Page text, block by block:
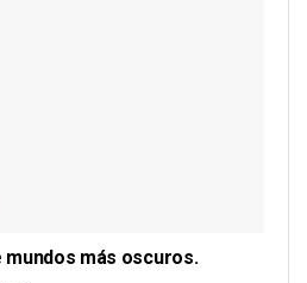
mundos más oscuros.